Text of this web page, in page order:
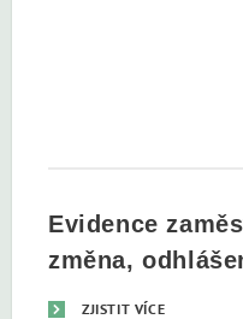
Evidence
změna,
ZJISTIT VÍCE